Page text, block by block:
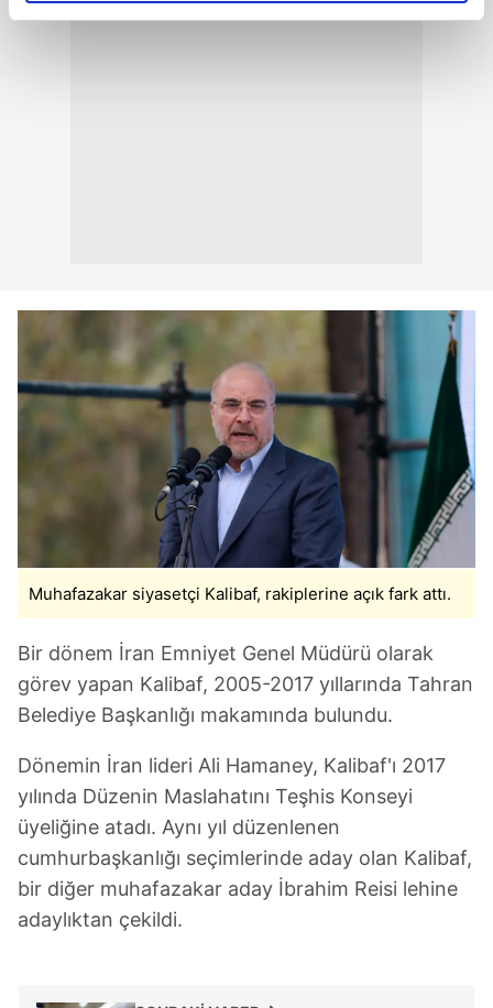
reklamların maliyetlerimizi karşılamak noktasında tek gelir
toplumu hizmetlerinin sunulması amacıyla
kullanılmaktadır. Diğer çerezler, sitemizin daha işlevsel
kılınması ve kişiselleştirilmesi ve sizlere yönelik
reklam/pazarlama faaliyetlerinin yapılması, amaçlarıyla
sınırlı olarak açık rızanız dahilinde kullanılacaktır.
Çerezlere ilişkin tercihlerinizi aşağıda yer alan panel
vasıtasıyla belirleyebilirsiniz. Çerezlere ilişkin detaylı bilgi
için Ayarlar butonuna tıklayabilir,
Çerez Bilgilendirme
ziyaret edebilirsiniz.
6698 sayılı Kişisel Verilerin Korunması Kanunu uyarınca
ilgili mevzuata uygun olarak kullanılan çerezlerle ilgili bilgi
almak için lütfentıklayınız.
Muhafazakar siyasetçi Kalibaf, rakiplerine açık fark attı.
Bir dönem İran Emniyet Genel Müdürü olarak
görev yapan Kalibaf, 2005-2017 yıllarında Tahran
Belediye Başkanlığı makamında bulundu.
Dönemin İran lideri Ali Hamaney, Kalibaf'ı 2017
yılında Düzenin Maslahatını Teşhis Konseyi
üyeliğine atadı. Aynı yıl düzenlenen
cumhurbaşkanlığı seçimlerinde aday olan Kalibaf,
bir diğer muhafazakar aday İbrahim Reisi lehine
adaylıktan çekildi.